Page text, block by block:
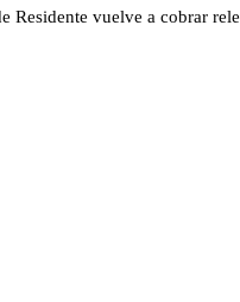
Residente vuelve a cobrar